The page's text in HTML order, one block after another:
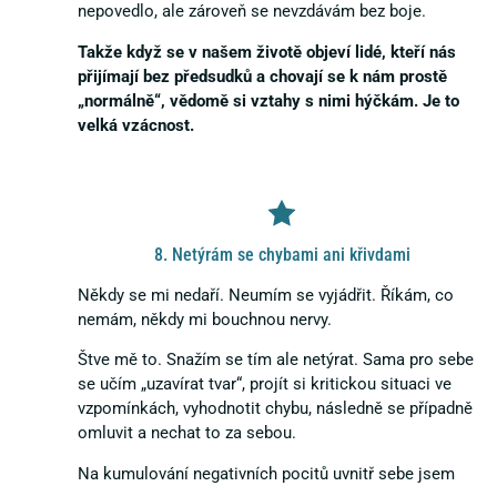
nepovedlo, ale zároveň se nevzdávám bez boje.
Takže když se v našem životě objeví lidé, kteří nás
přijímají bez předsudků a chovají se k nám prostě
„normálně“, vědomě si vztahy s nimi hýčkám. Je to
velká vzácnost.
8. Netýrám se chybami ani křivdami
Někdy se mi nedaří. Neumím se vyjádřit. Říkám, co
nemám, někdy mi bouchnou nervy.
Štve mě to. Snažím se tím ale netýrat. Sama pro sebe
se učím „uzavírat tvar“, projít si kritickou situaci ve
vzpomínkách, vyhodnotit chybu, následně se případně
omluvit a nechat to za sebou.
Na kumulování negativních pocitů uvnitř sebe jsem